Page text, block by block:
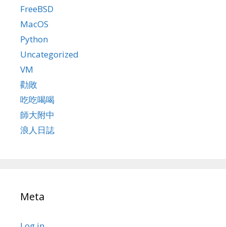
FreeBSD
MacOS
Python
Uncategorized
VM
勸敗
吃吃喝喝
師大附中
浪人日誌
Meta